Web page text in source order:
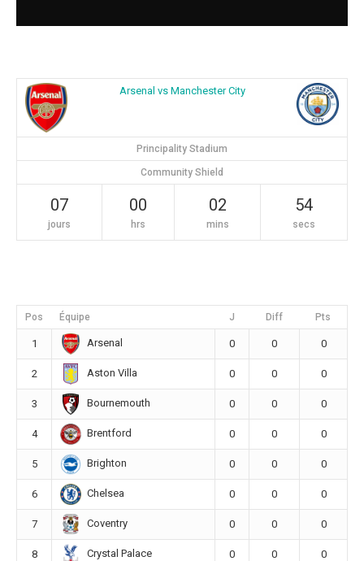
Arsenal vs Manchester City
Principality Stadium
Community Shield
07
jours
00
hrs
02
mins
53
secs
Pos Équipe J Diff Pts
1 Arsenal 0 0 0
2 Aston Villa 0 0 0
3 Bournemouth 0 0 0
4 Brentford 0 0 0
5 Brighton 0 0 0
6 Chelsea 0 0 0
7 Coventry 0 0 0
8 Crystal Palace 0 0 0